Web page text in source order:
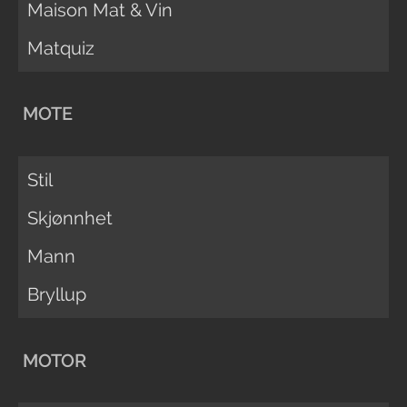
Maison Mat & Vin
Matquiz
MOTE
Stil
Skjønnhet
Mann
Bryllup
MOTOR